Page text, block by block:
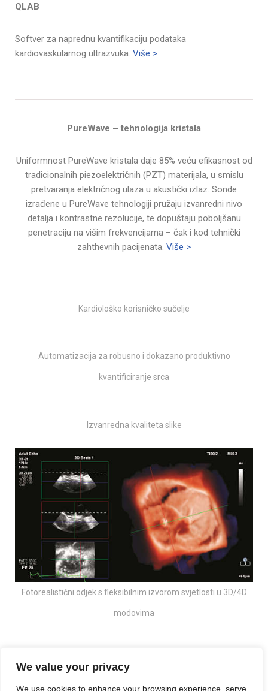
We value your privacy
We use cookies to enhance your browsing experience, serve
QLAB
Softver za naprednu kvantifikaciju podataka
kardiovaskularnog ultrazvuka. Više >
PureWave – tehnologija kristala
Uniformnost PureWave kristala daje 85% veću efikasnost od
tradicionalnih piezoelektričnih (PZT) materijala, u smislu
pretvaranja električnog ulaza u akustički izlaz. Sonde
izrađene u PureWave tehnologiji pružaju izvanredni nivo
detalja i kontrastne rezolucije, te dopuštaju poboljšanu
penetraciju na višim frekvencijama – čak i kod tehnički
zahthevnih pacijenata. Više >
Kardiološko korisničko sučelje
Automatizacija za robusno i dokazano produktivno
kvantificiranje srca
Izvanredna kvaliteta slike
Fotorealistični odjek s fleksibilnim izvorom svjetlosti u 3D/4D
modovima